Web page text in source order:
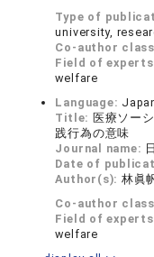
Type of
university,
Co-author
Field of
welfare
Language:
Title: 医療ソー
践行為の意味
Journal name:
Date of
Author(s): 林眞
Co-author
Field of
welfare